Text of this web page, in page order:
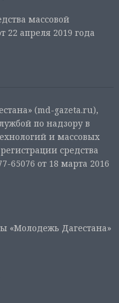
массовой
апреля 2019 года
(md-gazeta.ru),
по надзору в
и массовых
средства
от 18 марта 2016
«Молодежь Дагестана»